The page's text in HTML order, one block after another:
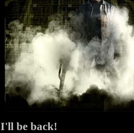
I'll be back!